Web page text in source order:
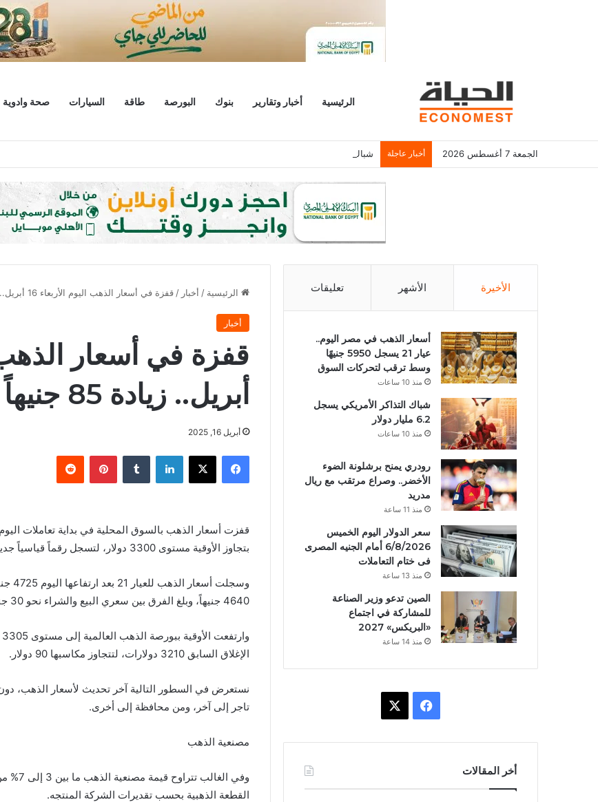
الرئيسية أخبار وتقارير بنوك البورصة طاقة السيارات صحة وادوية
الجمعة 7 أغسطس 2026 أخبار عاجلة شباك التذاكر الأمريكي يسجل 6.2 مليار دولار
الرئيسية / أخبار / قفزة في أسعار الذهب اليوم الأربعاء 16 أبريل.. زيادة 85 جنيهاً
أخبار
أبريل.. زيادة 85 جنيهاً
أبريل 16, 2025
فيسبوك X لينكدإن بينتيريست
بتجاوز الأوقية مستوى 3300 دولار، لتسجل رقماً قياسياً جديداً.
4640 جنيهاً، وبلغ الفرق بين سعري البيع والشراء نحو 30 جنيهاً.
الإغلاق السابق 3210 دولارات، لتتجاوز مكاسبها 90 دولار.
نستعرض في السطور التالية آخر تحديث لأسعار الذهب،
تاجر إلى آخر، ومن محافظة إلى أخرى.
مصنعية الذهب
وفي
القطعة الذهبية بحسب تقديرات الشركة المنتجه.
الأخيرة الأشهر تعليقات
أسعار الذهب في مصر اليوم..
عيار 21 يسجل 5950 جنيهًا
وسط ترقب لتحركات السوق
منذ 10 ساعات
شباك التذاكر الأمريكي يسجل
6.2 مليار دولار
منذ 10 ساعات
رودري يمنح برشلونة الضوء
الأخضر.. وصراع مرتقب مع ريال
مدريد
منذ 11 ساعة
سعر الدولار اليوم الخميس
6/8/2026 أمام الجنيه المصرى
فى ختام التعاملات
منذ 13 ساعة
الصين تدعو وزير الصناعة
للمشاركة في اجتماع
«البريكس» 2027
منذ 14 ساعة
فيسبوك
أخر المقالات